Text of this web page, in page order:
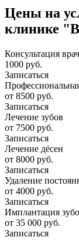
Цены на
клинике
Консультация
1000 руб.
Записаться
от 8500 руб.
Записаться
Лечение зубов
от 7500 руб.
Записаться
Лечение дёсен
от 8000 руб.
Записаться
Удаление
от 4000 руб.
Записаться
Имплантация
от 35 000 руб.
Записаться